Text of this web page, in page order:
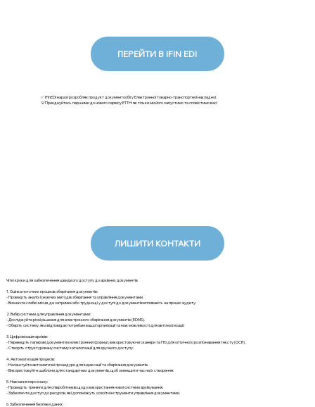
ПЕРЕЙТИ В IFIN EDI
✅ iFinEDI наразі розробляє продукт документообігу Електронної товарно-транспортної накладної.
💡Приєднуйтесь першими до нового сервісу ЕТТН: як тільки ми його запустимо та сповістимо вас!
ЛИШИТИ КОНТАКТИ
Чіткі кроки для забезпечення швидкого доступу до архівних документів
1. Оцінка поточних процесів зберігання документів:
- Проведіть аналіз існуючих методів зберігання та управління документами.
- Визначте слабкі місця, де затримки або труднощі у доступі до документів впливають на процес аудиту.
2. Вибір системи для управління документами:
- Досліджуйте різні рішення для електронного зберігання документів (EDMS).
- Оберіть систему, яка відповідає потребам вашої організації та має можливості для автоматизації.
3. Цифровізація архівів:
- Переведіть паперові документи в електронний формат, використовуючи сканери та ПО для оптичного розпізнавання тексту (OCR).
- Створіть структуровану систему каталогізації для зручного доступу.
4. Автоматизація процесів:
- Налаштуйте автоматичні процедури для індексації та зберігання документів.
- Використовуйте шаблони для стандартних документів, щоб зменшити час на їх створення.
5. Навчання персоналу:
- Проведіть тренінги для співробітників щодо використання нової системи архівування.
- Забезпечте доступ до ресурсів, які допоможуть освоїти інструменти управління документами.
6. Забезпечення безпеки даних: